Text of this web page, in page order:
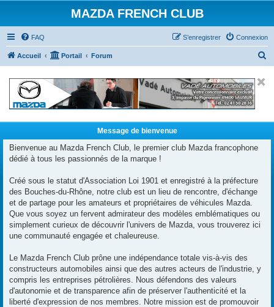
MAZDA FRENCH CLUB
FAQ Connexion
S’enregistrer
Accueil Portail Forum
Message de bienvenue
Bienvenue au Mazda French Club, le premier club Mazda francophone
dédié à tous les passionnés de la marque !
Créé sous le statut d'Association Loi 1901 et enregistré à la préfecture
des Bouches-du-Rhône, notre club est un lieu de rencontre, d'échange
et de partage pour les amateurs et propriétaires de véhicules Mazda.
Que vous soyez un fervent admirateur des modèles emblématiques ou
simplement curieux de découvrir l'univers de Mazda, vous trouverez ici
une communauté engagée et chaleureuse.
Le Mazda French Club prône une indépendance totale vis-à-vis des
constructeurs automobiles ainsi que des autres acteurs de l'industrie, y
compris les entreprises pétrolières. Nous défendons des valeurs
d'autonomie et de transparence afin de préserver l'authenticité et la
liberté d'expression de nos membres. Notre mission est de promouvoir